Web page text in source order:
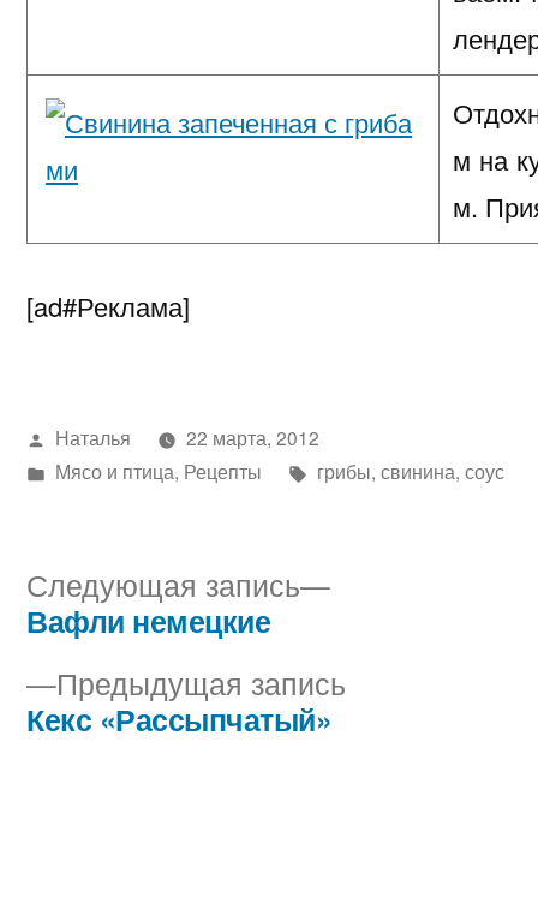
м на
м.
[ad#Реклама]
Написано
автором
Наталья
22 марта, 2012
Написано
Мясо и птица, Рецепты Метки:
грибы, свинина, соус
Навигация
по
записям
Предыдущая запись
Кекс «Рассыпчатый»
Следующая запись
Следующая
Вафли немецкие